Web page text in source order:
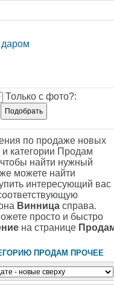
Только с фото?:
по продаже новых
категории Продам
найти нужный
можете найти
интересующий вас
Винница справа.
просто и быстро
на странице
ПРОДАМ ПРОЧЕЕ